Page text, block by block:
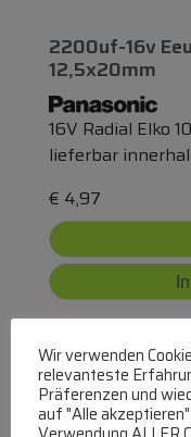
2200uf-16v
12,5x20mm
16V Radial Elko
lieferbar
€ 4,97
Wir verwenden
relevanteste
Präferenzen und
auf "Alle